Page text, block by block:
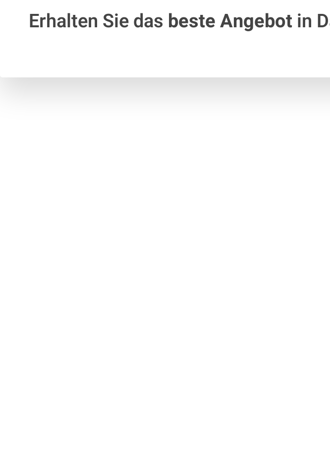
Erhalten Sie das beste Angebotin